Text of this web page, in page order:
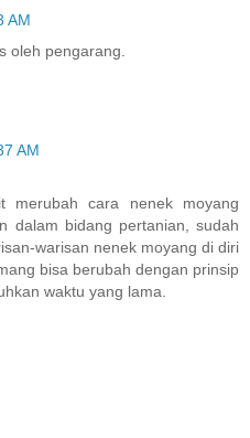
AM
oleh pengarang.
AM
merubah cara nenek moyang
dalam bidang pertanian, sudah
warisan nenek moyang di diri
bisa berubah dengan prinsip
waktu yang lama.